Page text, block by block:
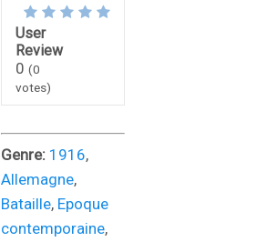
User
Review
0 (0
votes)
Genre: 1916,
Allemagne,
Bataille, Epoque
contemporaine,